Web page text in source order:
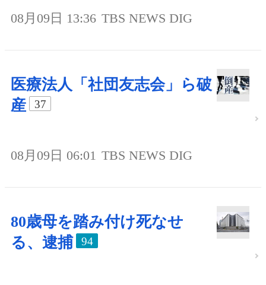
08月09日 13:36 TBS NEWS DIG
医療法人「社団友志会」ら破
産
37
08月09日 06:01 TBS NEWS DIG
80歳母を踏み付け死なせ
る、逮捕
94